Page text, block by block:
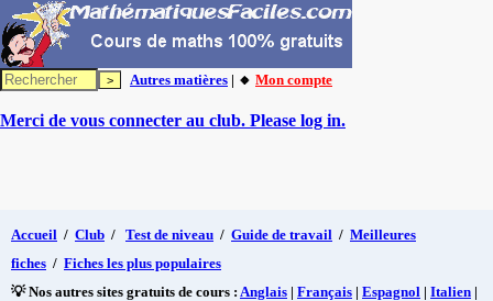
Autres matières | 🔸 Mon compte
Merci de vous connecter au club. Please log in.
Accueil / Club / Test de niveau / Guide de travail / Meilleures
fiches / Fiches les plus populaires
💡 Nos autres sites gratuits de cours : Anglais | Français | Espagnol | Italien |